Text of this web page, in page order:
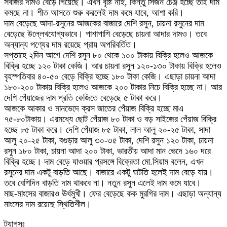
সবজির দামও বেড়ে গিয়েছে। এখন বৃষ্টি নাই, কিন্তু সিজন চেঞ্জ হচ্ছে তাই দাম
কমছে না। শীত আসতে শুরু করলেই দাম কমে যাবে, আশা করি।
দাম বেড়েছে আদা-রসুনের আজকের বাজারে দেশি রসুন, চায়না রসুনের দাম
বেড়েছে উল্লেখযোগ্যভাবে। পাশাপাশি বেড়েছে চায়না আদার দামও। তবে
অন্যান্য পণ্যের দাম রয়েছে প্রায় অপরিবর্তিত।
সপ্তাহে ২দিন আগে দেশি রসুন ৮০ থেকে ১০০ টাকায় বিক্রি হলেও আজকে
বিক্রি হচ্ছে ১২০ টাকা কেজি। আর চায়না রসুন ১২০-১৩০ টাকায় বিক্রি হলেও
বৃহস্পতিবার ৪০-৫০ বেড়ে বিক্রি হচ্ছে ১৮০ টাকা কেজি। এছাড়া চায়না আদা
১৮০-২০০ টাকায় বিক্রি হলেও আজকে ২০০ টাকার নিচে বিক্রি হচ্ছে না। আর
দেশি পেঁয়াজের দাম প্রতি কেজিতে বেড়েছে ৫ টাকা করে।
আজকে আকার ও মানভেদে ক্রস জাতের পেঁয়াজ বিক্রি হচ্ছে মাএ
৭৫-৮০টাকায়। এরমধ্যে ছোট পেঁয়াজ ৮০ টাকা ও বড় সাইজের পেঁয়াজ বিক্রি
হচ্ছে ৮৫ টাকা করে। দেশি পেঁয়াজ ৮৫ টাকা, লাল আলু ২০-২৫ টাকা, সাদা
আলু ২০-২৫ টাকা, বগুড়ার আলু ৩০-৩৫ টাকা, দেশি রসুন ১২০ টাকা, চায়না
রসুন ১৮০ টাকা, চায়না আদা ২০০ টাকা, ভারতীয় আদা মান ভেদে ১৬০ দরে
বিক্রি হচ্ছে। দাম বেড়ে যাওয়ার প্রসঙ্গে বিক্রেতা মো.সিয়াম বলেন, এখন
রসুনের দাম একটু বাড়তি আছে। বাজারে একটু ঘাটতি হলেই দাম বেড়ে যায়।
তবে বেশিদিন বাড়তি দাম থাকবে না। নতুন রসুন এলেই দাম কমে যাবে।
মাছ-মাংসের বাজারও ঊর্ধমুখী। ফের বেড়েছে কক মুরগির দাম। এছাড়া অন্যান্য
মাংসের দাম রয়েছে স্থিতিশীল।
ট্যাগসঃ